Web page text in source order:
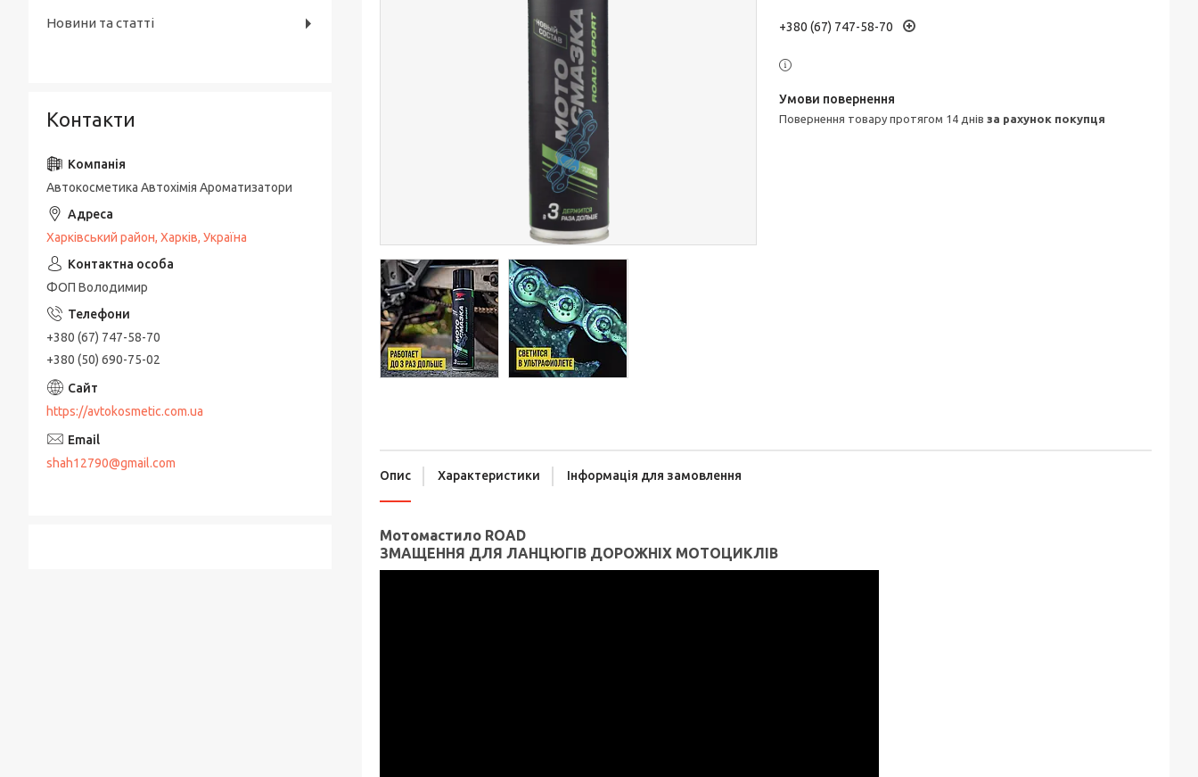
+380 (67) 747-58-70
повернення товару протягом 14 днів за рахунок покупця
Опис Характеристики Інформація для замовлення
Мотомастило ROAD
ЗМАЩЕННЯ ДЛЯ ЛАНЦЮГІВ ДОРОЖНІХ МОТОЦИКЛІВ
Новини та статті
Контакти
Автокосметика Автохімія Ароматизатори
Харківський район, Харків, Україна
ФОП Володимир
+380 (67) 747-58-70
+380 (50) 690-75-02
https://avtokosmetic.com.ua
shah12790@gmail.com